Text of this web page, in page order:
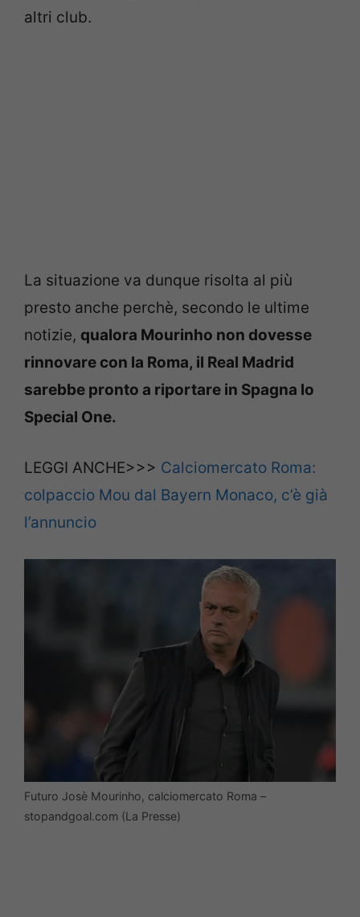
altri club.
La situazione va dunque risolta al più
presto anche perchè, secondo le ultime
notizie, qualora Mourinho non dovesse
rinnovare con la Roma, il Real Madrid
sarebbe pronto a riportare in Spagna lo
Special One.
LEGGI ANCHE>>> Calciomercato Roma:
colpaccio Mou dal Bayern Monaco, c’è già
l’annuncio
Futuro Josè Mourinho, calciomercato Roma –
stopandgoal.com (La Presse)